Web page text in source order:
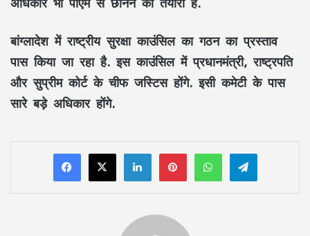
बांग्लादेश में राष्ट्रीय सुरक्षा काउंसिल का गठन का प्रस्ताव
पास किया जा रहा है. इस काउंसिल में प्रधानमंत्री, राष्ट्रपति
और सुप्रीम कोर्ट के चीफ जस्टिस होंगे. इसी कमेटी के पास
सारे बड़े अधिकार होंगे.
LinkedInPinterestWhatsAppTelegram